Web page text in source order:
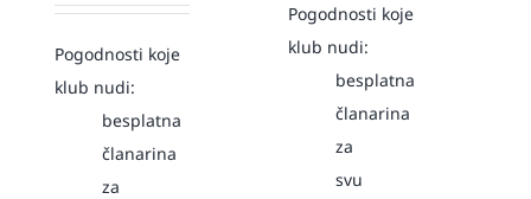
Pogodnosti koje
klub nudi:
besplatna
članarina
za
Pogodnosti koje
klub nudi:
besplatna
članarina
za
svu